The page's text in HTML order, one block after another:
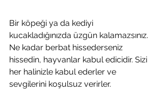
Bir köpeği ya da kediyi
kucakladığınızda üzgün kalamazsınız.
Ne kadar berbat hissederseniz
hissedin, hayvanlar kabul edicidir. Sizi
her halinizle kabul ederler ve
sevgilerini koşulsuz verirler.